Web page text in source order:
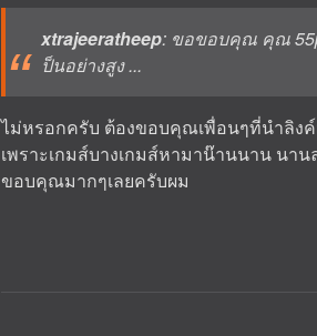
xtrajeeratheep: ขอขอบคุณ คุณ
ป็นอย่างสูง ...
ไม่หรอกครับ ต้องขอบคุณเพื่อนๆที่นำลิง
เพราะเกมส์บางเกมส์หามาน๊านนาน นา
ขอบคุณมากๆเลยครับผม